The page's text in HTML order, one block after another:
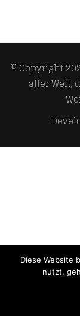
© Copyright
aller Welt,
Diese Website
nutzt,